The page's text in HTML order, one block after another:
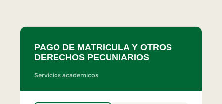
PAGO DE MATRICULA Y OTROS
DERECHOS PECUNIARIOS
Servicios academicos